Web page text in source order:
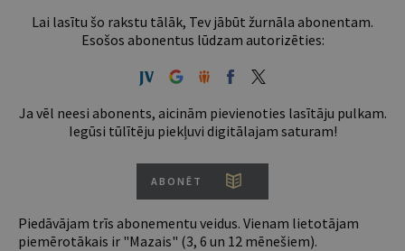
Lai lasītu šo rakstu tālāk, Tev jābūt žurnāla abonentam.
Esošos abonentus lūdzam autorizēties:
Ja vēl neesi abonents, aicinām pievienoties lasītāju pulkam.
Iegūsi tūlītēju piekļuvi digitālajam saturam!
ABONĒT
Piedāvājam trīs abonementu veidus. Vienam lietotājam
piemērotākais ir "Mazais" (3, 6 un 12 mēnešiem).